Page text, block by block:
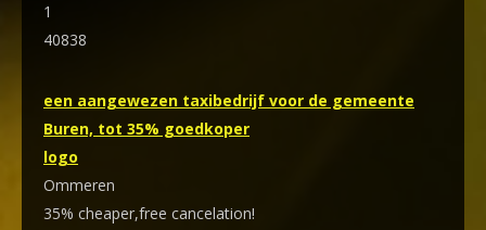
1
40838
een aangewezen taxibedrijf voor de gemeente
Buren, tot 35% goedkoper
logo
Ommeren
35% cheaper,free cancelation!